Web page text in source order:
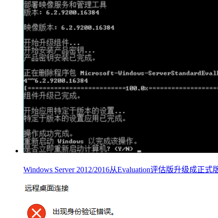
Windows Server 2012/2016从Evaluation评估版升级成正式